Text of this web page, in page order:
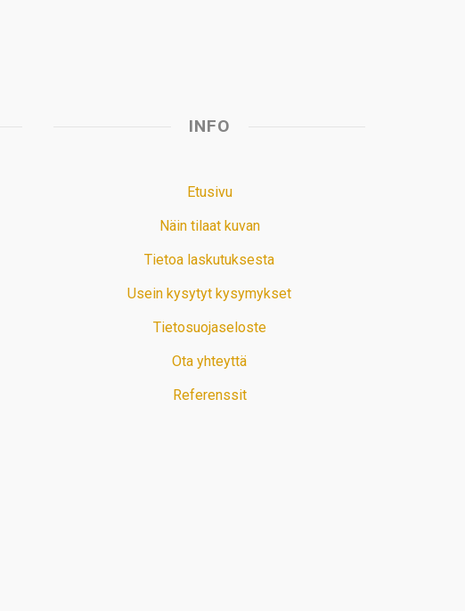
INFO
Etusivu
Näin tilaat kuvan
Tietoa laskutuksesta
Usein kysytyt kysymykset
Tietosuojaseloste
Ota yhteyttä
Referenssit